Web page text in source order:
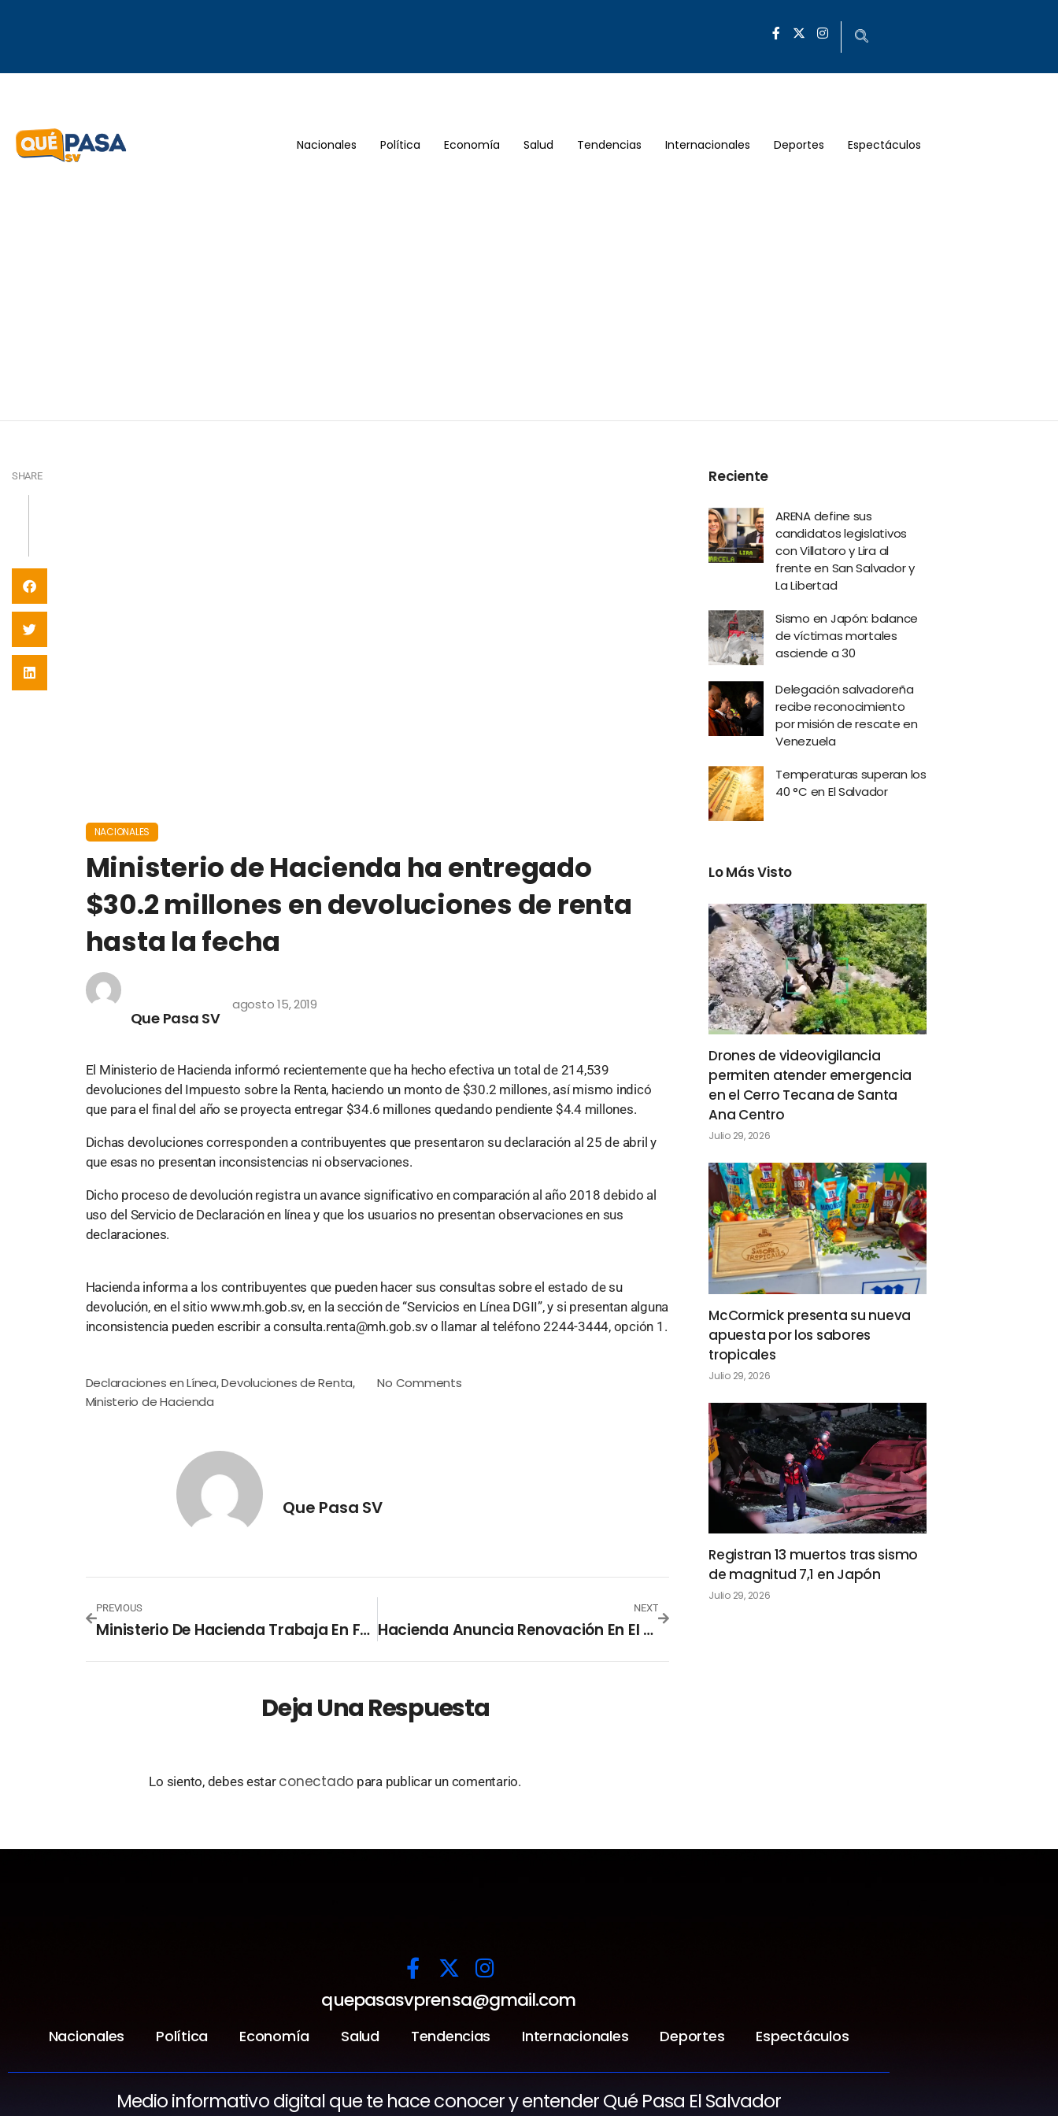
Nacionales Política Economía Salud Tendencias Internacionales Deportes Espectáculos
SHARE
NACIONALES
Ministerio de Hacienda ha entregado
$30.2 millones en devoluciones de renta
hasta la fecha
Que Pasa SV
agosto 15, 2019
El Ministerio de Hacienda informó recientemente que ha hecho efectiva un total de 214,539
devoluciones del Impuesto sobre la Renta, haciendo un monto de $30.2 millones, así mismo indicó
que para el final del año se proyecta entregar $34.6 millones quedando pendiente $4.4 millones.
Dichas devoluciones corresponden a contribuyentes que presentaron su declaración al 25 de abril y
que esas no presentan inconsistencias ni observaciones.
Dicho proceso de devolución registra un avance significativo en comparación al año 2018 debido al
uso del Servicio de Declaración en línea y que los usuarios no presentan observaciones en sus
declaraciones.
Hacienda informa a los contribuyentes que pueden hacer sus consultas sobre el estado de su
devolución, en el sitio www.mh.gob.sv, en la sección de “Servicios en Línea DGII”, y si presentan alguna
inconsistencia pueden escribir aconsulta.renta@mh.gob.sv o llamar al teléfono 2244-3444, opción 1.
Declaraciones en Línea,Devoluciones de Renta,
Ministerio de Hacienda
No Comments
Que Pasa SV
PREVIOUS
Ministerio De Hacienda Trabaja En Fortalecer La Inversión Pública
NEXT
Hacienda Anuncia Renovación En El Servicio NPE
Deja Una Respuesta
Lo siento, debes estar conectado para publicar un comentario.
Reciente
ARENA define sus
candidatos legislativos
con Villatoro y Lira al
frente en San Salvador y
La Libertad
Sismo en Japón: balance
de víctimas mortales
asciende a 30
Delegación salvadoreña
recibe reconocimiento
por misión de rescate en
Venezuela
Temperaturas superan los
40 °C en El Salvador
Lo Más Visto
Drones de videovigilancia
permiten atender emergencia
en el Cerro Tecana de Santa
Ana Centro
Julio 29, 2026
McCormick presenta su nueva
apuesta por los sabores
tropicales
Julio 29, 2026
Registran 13 muertos tras sismo
de magnitud 7,1 en Japón
Julio 29, 2026
quepasasvprensa@gmail.com
Nacionales Política Economía Salud Tendencias Internacionales Deportes Espectáculos
Medio informativo digital que te hace conocer y entender Qué Pasa El Salvador